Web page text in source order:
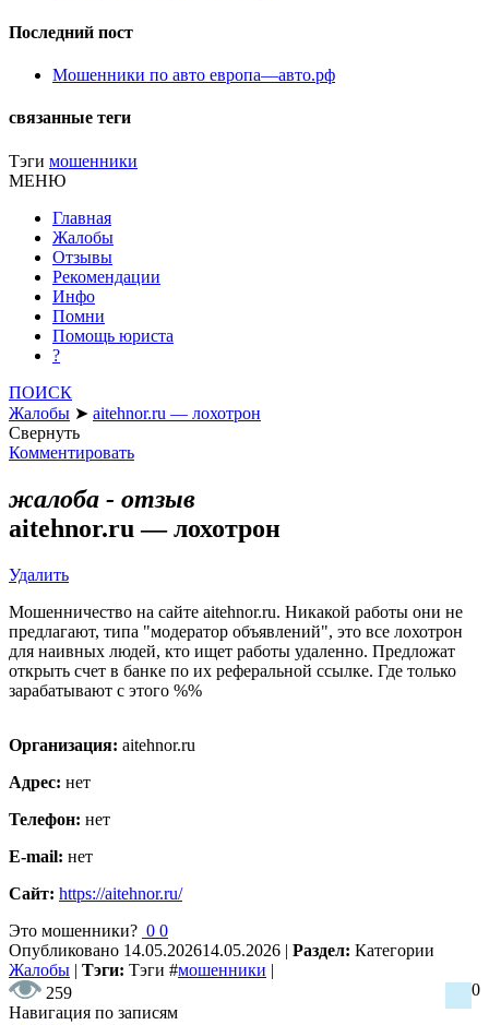
Последний пост
Мошенники по авто европа—авто.рф
связанные теги
Тэги мошенники
МЕНЮ
Главная
Жалобы
Отзывы
Рекомендации
Инфо
Помни
Помощь юриста
?
ПОИСК
Жалобы ➤ aitehnor.ru — лохотрон
Свернуть
Комментировать
жалоба - отзыв
aitehnor.ru — лохотрон
Удалить
Мошенничество на сайте aitehnor.ru. Никакой работы они не
предлагают, типа "модератор объявлений", это все лохотрон
для наивных людей, кто ищет работы удаленно. Предложат
открыть счет в банке по их реферальной ссылке. Где только
зарабатывают с этого %%
Организация: aitehnor.ru
Адрес: нет
Телефон: нет
E-mail: нет
Сайт: https://aitehnor.ru/
Это мошенники? 0 0
Опубликовано 14.05.202614.05.2026 | Раздел: Категории
Жалобы | Тэги: Тэги #мошенники |
259
0
Навигация по записям